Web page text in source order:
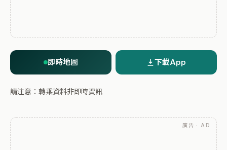
即時地圖 下載App
請注意：轉乘資料非即時資訊
廣告 · AD